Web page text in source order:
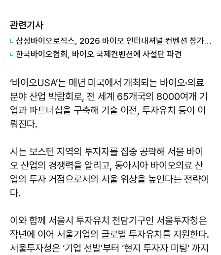
관련기사
삼성바이오로직스, 2026 바이오 인터내셔널 컨벤션 참가…글로벌 고객 공략
한국바이오협회, 바이오 국제컨벤션에 사절단 파견
‘바이오USA’는 매년 미국에서 개최되는 바이오·의료
분야 산업 박람회로, 전 세계 65개국의 8000여개 기
업과 파트너십을 구축해 기술 이전, 투자유치 등이 이
뤄진다.
시는 보스턴 지역의 투자자를 집중 공략해 서울 바이
오 산업의 경쟁력을 알리고, 동아시아 바이오의료 산
업의 투자 거점으로서의 서울 위상을 높인다는 전략이
다.
이와 함께 서울시 투자유치 전담기구인 서울투자청은
작년에 이어 서울기업의 글로벌 투자유치를 지원한다.
서울투자청은 ‘기업 선발’부터 ‘현지 투자자 미팅’ 까지